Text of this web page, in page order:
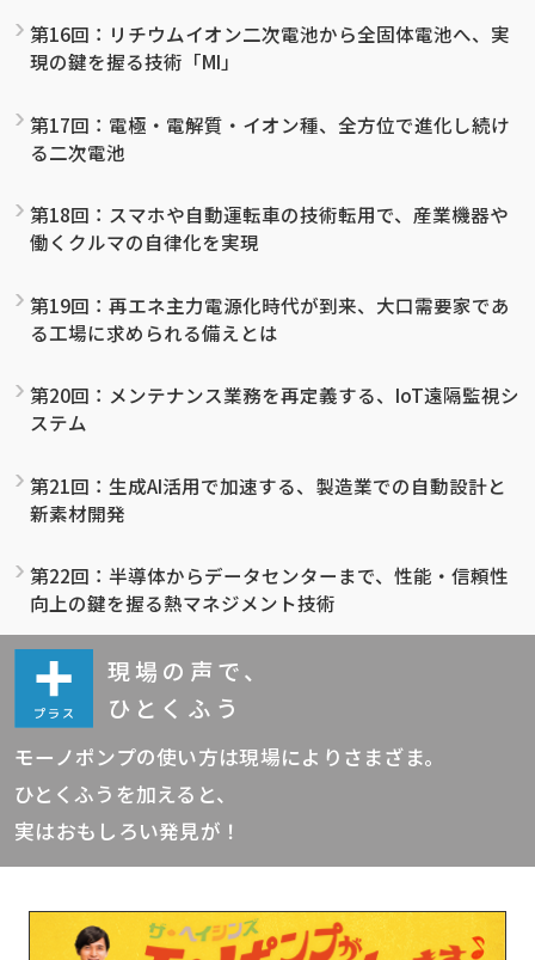
第16回：リチウムイオン二次電池から全固体電池へ、実
現の鍵を握る技術「MI」
第17回：電極・電解質・イオン種、全方位で進化し続け
る二次電池
第18回：スマホや自動運転車の技術転用で、産業機器や
働くクルマの自律化を実現
第19回：再エネ主力電源化時代が到来、大口需要家であ
る工場に求められる備えとは
第20回：メンテナンス業務を再定義する、IoT遠隔監視シ
ステム
第21回：生成AI活用で加速する、製造業での自動設計と
新素材開発
第22回：半導体からデータセンターまで、性能・信頼性
向上の鍵を握る熱マネジメント技術
現場の声で、
ひとくふう
モーノポンプの使い方は現場によりさまざま。
ひとくふうを加えると、
実はおもしろい発見が！